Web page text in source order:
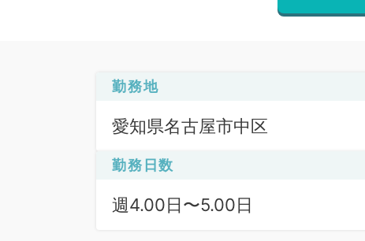
勤務地
愛知県名古屋市中区
勤務日数
週4.00日〜5.00日